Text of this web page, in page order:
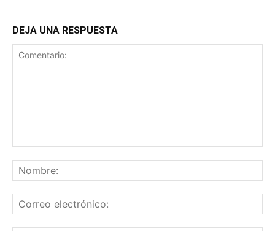
DEJA UNA RESPUESTA